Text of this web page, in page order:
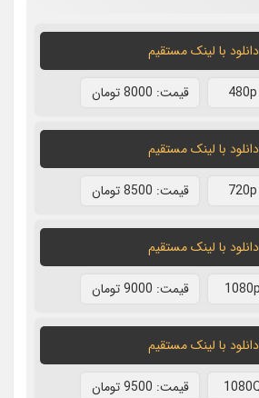
دانلود با لينک مستقيم
قيمت: 8000 تومان
دانلود با لينک مستقيم
قيمت: 8500 تومان
دانلود با لينک مستقيم
قيمت: 9000 تومان
دانلود با لينک مستقيم
قيمت: 9500 تومان